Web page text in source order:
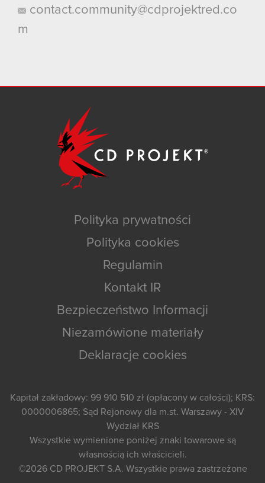
contact.community@cdprojektred.co
m
Polityka prywatności
Polityka cookies
Regulamin
Kontakt IR
Bezpieczeństwo Informacji
Niezamówione materiały
Deklaracje cookies
Kapitał zakładowy: 99 910 510 zł (opłacony w całości); KRS:
0000006865; Sąd Rejonowy dla m.st. Warszawy - XIV
Wydział KRS
Wszystkie wymienione poniżej znaki towarowe są
własnością ich właścicieli.
©2026 CD PROJEKT S.A. Wszystkie prawa zastrzeżone